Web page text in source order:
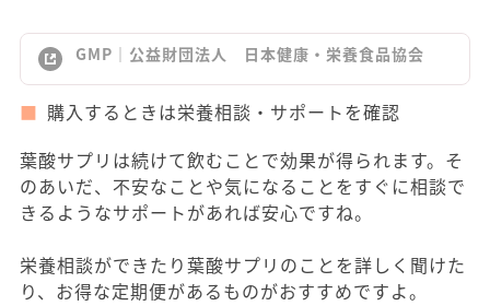
GMP｜公益財団法人 日本健康・栄養食品協会
購入するときは栄養相談・サポートを確認
葉酸サプリは続けて飲むことで効果が得られます。そ
のあいだ、不安なことや気になることをすぐに相談で
きるようなサポートがあれば安心ですね。
栄養相談ができたり葉酸サプリのことを詳しく聞けた
り、お得な定期便があるものがおすすめですよ。